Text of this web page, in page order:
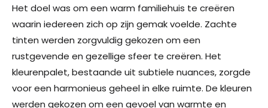
Het doel was om een warm familiehuis te creëren
waarin iedereen zich op zijn gemak voelde. Zachte
tinten werden zorgvuldig gekozen om een
rustgevende en gezellige sfeer te creëren. Het
kleurenpalet, bestaande uit subtiele nuances, zorgde
voor een harmonieus geheel in elke ruimte. De kleuren
werden gekozen om een gevoel van warmte en